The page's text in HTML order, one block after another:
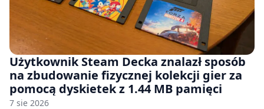
Użytkownik Steam Decka znalazł sposób
na zbudowanie fizycznej kolekcji gier za
pomocą dyskietek z 1.44 MB pamięci
7 sie 2026